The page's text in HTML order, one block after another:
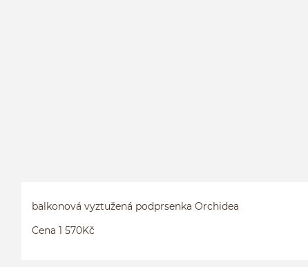
balkonová vyztužená podprsenka Orchidea
Cena 1 570Kč